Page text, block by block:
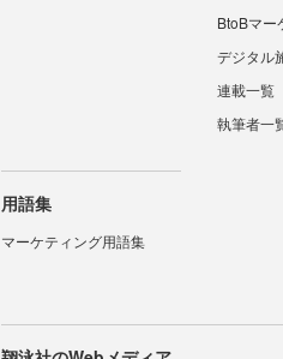
BtoBマー
デジタル
連載一覧
執筆者一
用語集
マーケティング用語集